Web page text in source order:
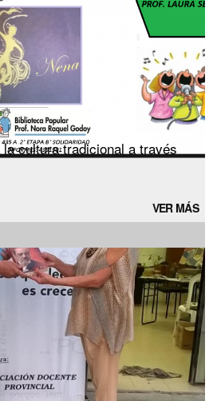
cultura tradicional a través
VER MÁS